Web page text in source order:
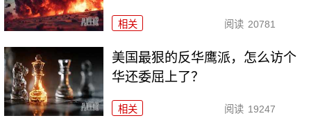
相关 阅读 20781
美国最狠的反华鹰派，怎么访个
华还委屈上了？
相关 阅读 19247